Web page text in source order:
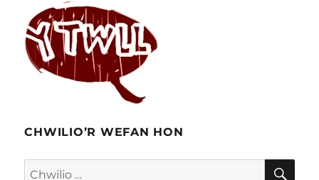
CHWILIO’R WEFAN HON
Chwilio